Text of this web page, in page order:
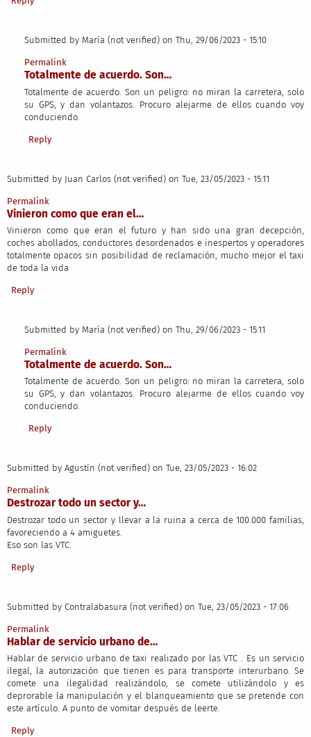
Submitted by María (not verified) on Thu, 29/06/2023 - 15:10
In reply to
Permalink
Totalmente de acuerdo. Son…
Totalmente de acuerdo. Son un peligro: no miran la carretera, solo
su GPS, y dan volantazos. Procuro alejarme de ellos cuando voy
conduciendo.
Reply
Submitted by Juan Carlos (not verified) on Tue, 23/05/2023 - 15:11
Permalink
Vinieron como que eran el…
Vinieron como que eran el futuro y han sido una gran decepción,
coches abollados, conductores desordenados e inespertos y operadores
totalmente opacos sin posibilidad de reclamación, mucho mejor el taxi
de toda la vida
Reply
Submitted by María (not verified) on Thu, 29/06/2023 - 15:11
In reply to
Permalink
Totalmente de acuerdo. Son…
Totalmente de acuerdo. Son un peligro: no miran la carretera, solo
su GPS, y dan volantazos. Procuro alejarme de ellos cuando voy
conduciendo.
Reply
Submitted by Agustín (not verified) on Tue, 23/05/2023 - 16:02
Permalink
Destrozar todo un sector y…
Destrozar todo un sector y llevar a la ruina a cerca de 100.000 familias,
favoreciendo a 4 amiguetes.
Eso son las VTC.
Reply
Submitted by Contralabasura (not verified) on Tue, 23/05/2023 - 17:06
Permalink
Hablar de servicio urbano de…
Hablar de servicio urbano de taxi realizado por las VTC . Es un servicio
ilegal, la autorización que tienen es para transporte interurbano. Se
comete una ilegalidad realizándolo, se comete utilizándolo y es
deprorable la manipulación y el blanqueamiento que se pretende con
este artículo. A punto de vomitar después de leerte.
Reply